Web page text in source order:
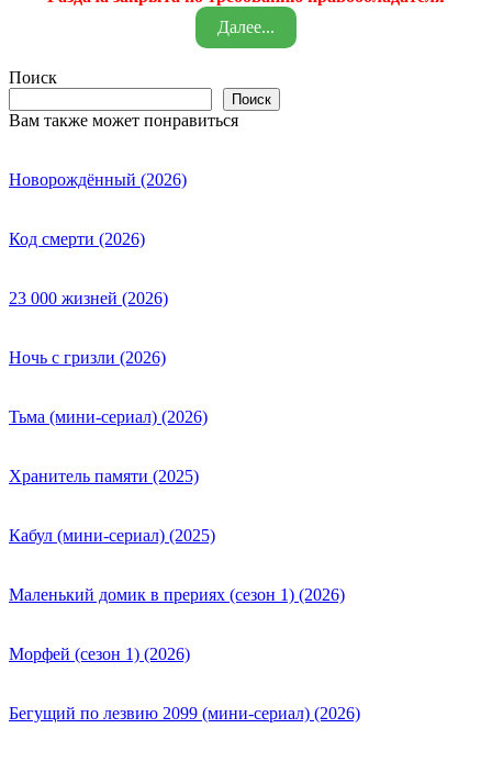
Далее...
Поиск
Поиск
Вам также может понравиться
Новорождённый (2026)
Код смерти (2026)
23 000 жизней (2026)
Ночь с гризли (2026)
Тьма (мини-сериал) (2026)
Хранитель памяти (2025)
Кабул (мини-сериал) (2025)
Маленький домик в прериях (сезон 1) (2026)
Морфей (сезон 1) (2026)
Бегущий по лезвию 2099 (мини-сериал) (2026)